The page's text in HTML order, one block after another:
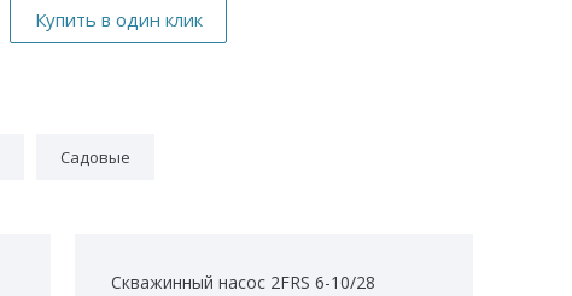
Садовые
Скважинный насос 2FRS 6-10/28